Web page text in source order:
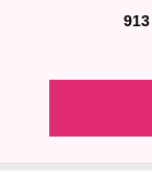
913